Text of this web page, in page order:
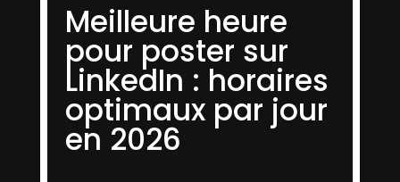
Meilleure heure
pour poster sur
LinkedIn : horaires
optimaux par jour
en 2026